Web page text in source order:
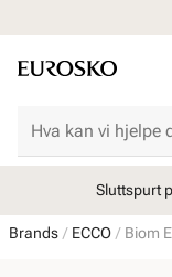
Sluttspurt
Brands ECCO Biom